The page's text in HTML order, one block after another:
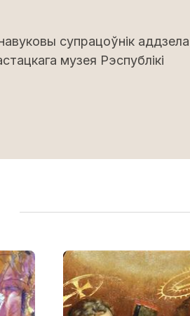
супрацоўнік аддзела
музея Рэспублікі